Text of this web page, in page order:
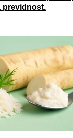
previdnost.